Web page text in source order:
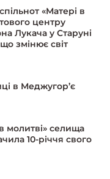
«Матері в
центру
Лукача у Старуні
змінює світ
в Меджугор’є
молитві» селища
10-річчя свого